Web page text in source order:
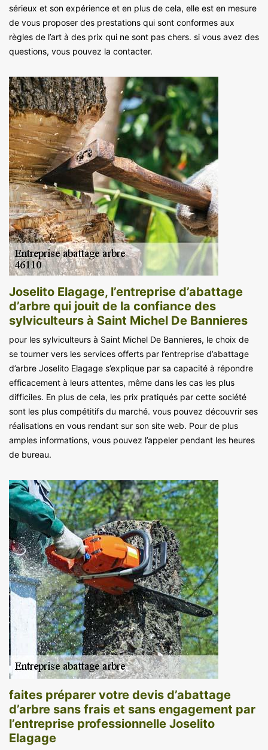
sérieux et son expérience et en plus de cela, elle est en mesure
de vous proposer des prestations qui sont conformes aux
règles de l’art à des prix qui ne sont pas chers. si vous avez des
questions, vous pouvez la contacter.
Joselito Elagage, l’entreprise d’abattage
d’arbre qui jouit de la confiance des
sylviculteurs à Saint Michel De Bannieres
pour les sylviculteurs à Saint Michel De Bannieres, le choix de
se tourner vers les services offerts par l’entreprise d’abattage
d’arbre Joselito Elagage s’explique par sa capacité à répondre
efficacement à leurs attentes, même dans les cas les plus
difficiles. En plus de cela, les prix pratiqués par cette société
sont les plus compétitifs du marché. vous pouvez découvrir ses
réalisations en vous rendant sur son site web. Pour de plus
amples informations, vous pouvez l’appeler pendant les heures
de bureau.
faites préparer votre devis d’abattage
d’arbre sans frais et sans engagement par
l’entreprise professionnelle Joselito
Elagage